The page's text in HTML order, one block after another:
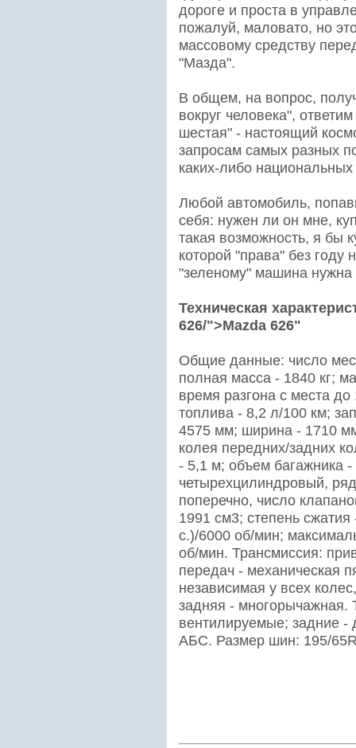
дороге и проста в
пожалуй, маловато, но
массовому средству
"Мазда".
В общем, на вопрос,
вокруг человека",
шестая" - настоящий
запросам самых разных
каких-либо национальных
Любой автомобиль,
себя: нужен ли он мне,
такая возможность, я бы
которой "права" без году
"зеленому" машина нужна
Техническая
626/">Mazda 626"
Общие данные: число
полная масса - 1840 кг;
время разгона с места
топлива - 8,2 л/100 км;
4575 мм; ширина - 1710
колея передних/задних
- 5,1 м; объем багажника -
четырехцилиндровый,
поперечно, число
1991 см3; степень
с.)/6000 об/мин;
об/мин. Трансмиссия:
передач - механическая
независимая у всех
задняя - многорычажная.
вентилируемые; задние -
АБС. Размер шин: 195/